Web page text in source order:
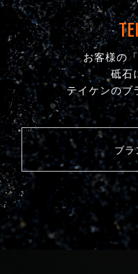
お客様の
砥石
テイケンのブ
ブ